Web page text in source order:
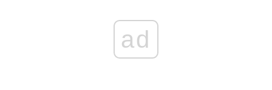
ad